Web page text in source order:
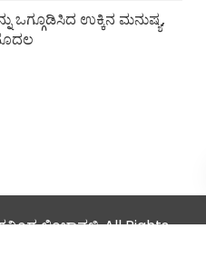
ಒಗ್ಗೂಡಿಸಿದ ಉಕ್ಕಿನ ಮನುಷ್ಯ,
ಲಿಂಬಾವಳಿ. All Rights